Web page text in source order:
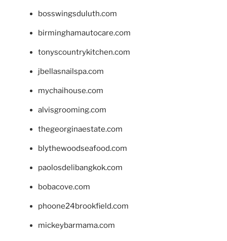
bosswingsduluth.com
birminghamautocare.com
tonyscountrykitchen.com
jbellasnailspa.com
mychaihouse.com
alvisgrooming.com
thegeorginaestate.com
blythewoodseafood.com
paolosdelibangkok.com
bobacove.com
phoone24brookfield.com
mickeybarmama.com